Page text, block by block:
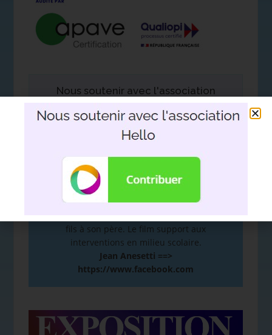
Nous soutenir avec l'association
DEVOIR DE MÉMOIRE:
fils à son père. Le film support aux
interventions en milieu scolaire.
Jean Anesetti ==>
https://www.facebook.com